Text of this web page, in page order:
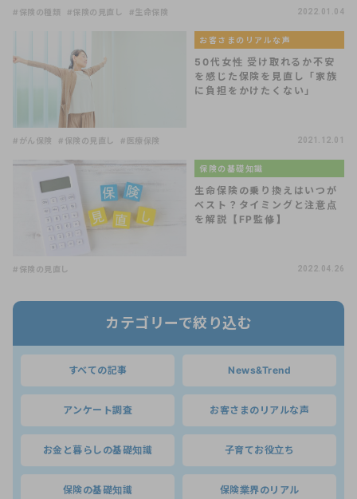
#保険の種類 #保険の見直し #生命保険 2022.01.04
お客さまのリアルな声
50代女性 受け取れるか不安
を感じた保険を見直し「家族
に負担をかけたくない」
#がん保険 #保険の見直し #医療保険 2021.12.01
保険の基礎知識
生命保険の乗り換えはいつが
ベスト？タイミングと注意点
を解説【FP監修】
#保険の見直し 2022.04.26
カテゴリーで絞り込む
すべての記事 News&Trend
アンケート調査 お客さまのリアルな声
お金と暮らしの基礎知識 子育てお役立ち
保険の基礎知識 保険業界のリアル